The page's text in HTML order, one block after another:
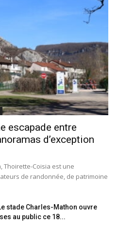
escapade entre
d’exception
Thoirette-Coisia est une
de randonnée, de patrimoine
stade Charles-Mathon ouvre
au public ce 18...